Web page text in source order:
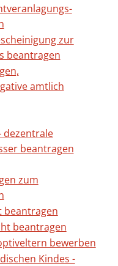
zur
beantragen
amtlich
dezentrale
beantragen
zum
beantragen
beantragen
bewerben
Kindes -